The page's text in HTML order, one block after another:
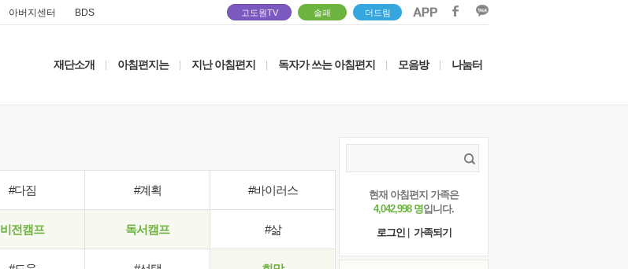
아버지센터 BDS 고도원TV 솔패 더드림
재단소개 아침편지는 지난 아침편지 독자가 쓰는 아침편지 모음방 나눔터
#다짐 #계획 #바이러스
비전캠프 독서캠프 #삶
현재 아침편지 가족은
4,042,998 명입니다.
로그인
가족되기